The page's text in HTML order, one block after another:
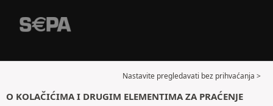
Nastavite pregledavati bez prihvaćanja >
O KOLAČIĆIMA I DRUGIM ELEMENTIMA ZA PRAĆENJE